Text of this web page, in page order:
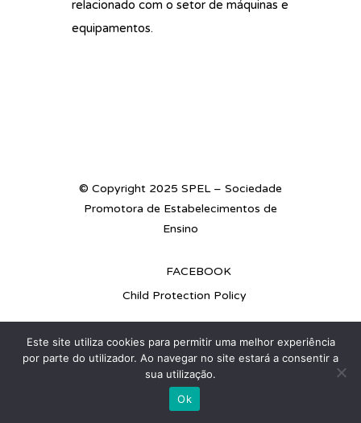
relacionado com o setor de máquinas e
equipamentos.
© Copyright 2025 SPEL – Sociedade
Promotora de Estabelecimentos de
Ensino
FACEBOOK
Child Protection Policy
Este site utiliza cookies para permitir uma melhor experiência
por parte do utilizador. Ao navegar no site estará a consentir a
sua utilização.
Ok